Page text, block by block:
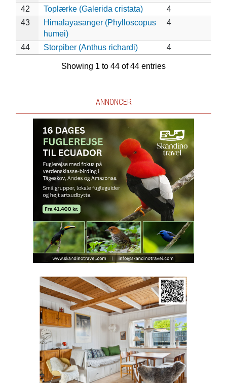
42
Toplærke (Galerida cristata)
4
43
Himalayasanger (Phylloscopus
humei)
4
44 Storpiber (Anthus richardi) 4
Showing 1 to 44 of 44 entries
ANNONCER